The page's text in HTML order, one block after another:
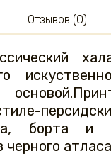
борта и
Отзывов (0)